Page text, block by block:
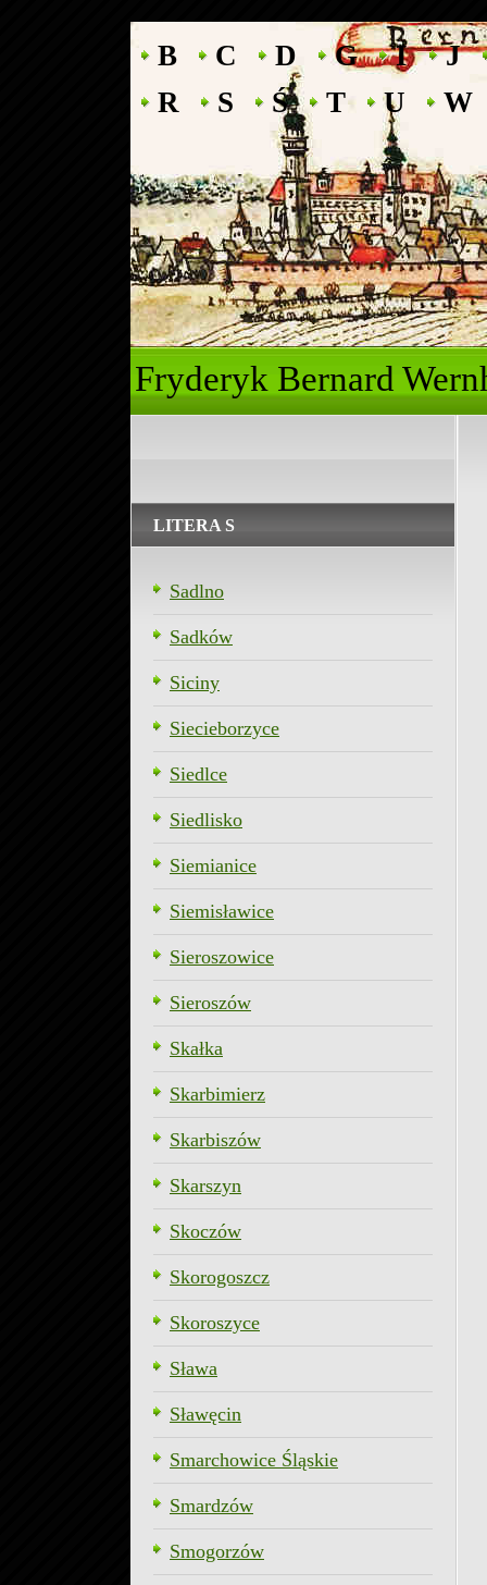
B C D G I
J
R
S Ś T U W
Fryderyk
LITERA S
Sadlno
Sadków
Siciny
Siecieborzyce
Siedlce
Siedlisko
Siemianice
Siemisławice
Sieroszowice
Sieroszów
Skałka
Skarbimierz
Skarbiszów
Skarszyn
Skoczów
Skorogoszcz
Skoroszyce
Sława
Sławęcin
Smarchowice Śląskie
Smardzów
Smogorzów